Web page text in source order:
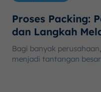
Proses Packing:
dan Langkah
Bagi banyak
menjadi tantangan